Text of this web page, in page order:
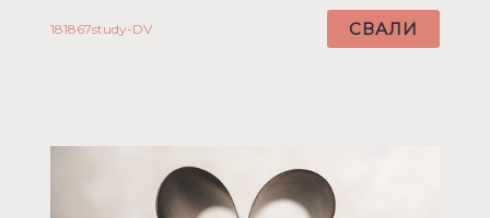
181867study-DV СВАЛИ